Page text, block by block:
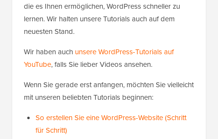
die es Ihnen ermöglichen, WordPress schneller zu
lernen. Wir halten unsere Tutorials auch auf dem
neuesten Stand.
Wir haben auch unsere WordPress-Tutorials auf
YouTube, falls Sie lieber Videos ansehen.
Wenn Sie gerade erst anfangen, möchten Sie vielleicht
mit unseren beliebten Tutorials beginnen:
So erstellen Sie eine WordPress-Website (Schritt
für Schritt)